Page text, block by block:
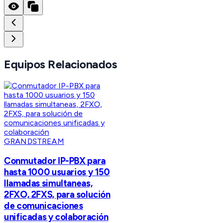
Equipos Relacionados
GRANDSTREAM
Conmutador IP-PBX para
hasta 1000 usuarios y 150
llamadas simultaneas,
2FXO, 2FXS, para solución
de comunicaciones
unificadas y colaboración